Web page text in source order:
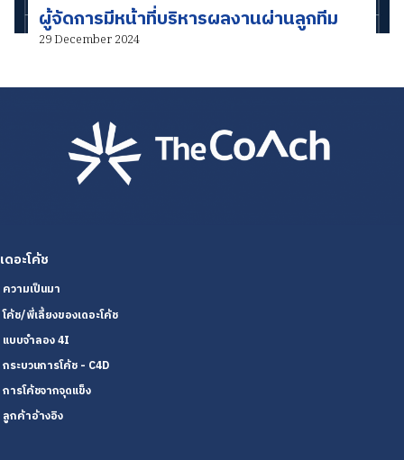
ผู้จัดการมีหน้าที่บริหารผลงานผ่านลูกทีม
29 December 2024
เดอะโค้ช
ความเป็นมา
โค้ช/พี่เลี้ยงของเดอะโค้ช
แบบจำลอง 4I
กระบวนการโค้ช - C4D
การโค้ชจากจุดแข็ง
ลูกค้าอ้างอิง